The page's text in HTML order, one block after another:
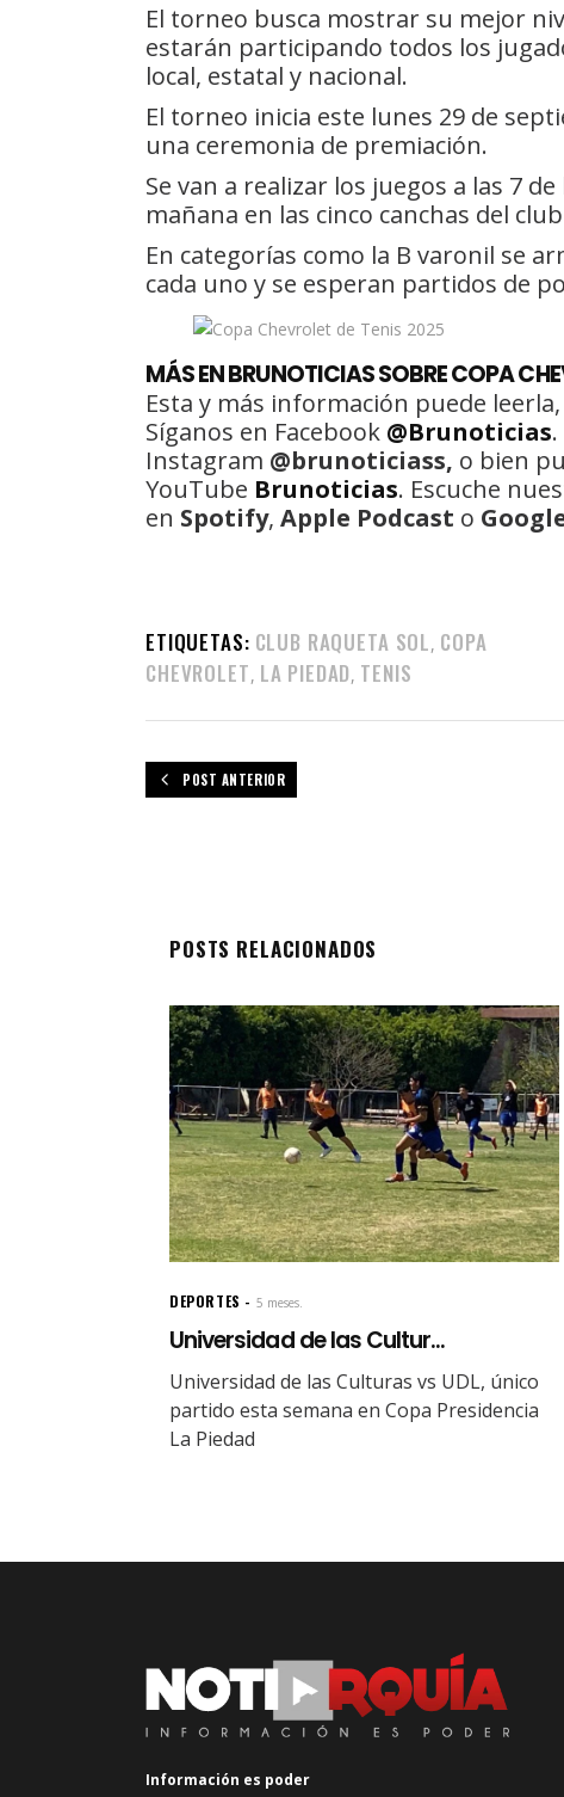
El torneo busca mostrar su mejor
estarán participando todos los
local, estatal y nacional.
El torneo inicia este lunes 29 de
una ceremonia de premiación.
Se van a realizar los juegos a las 7
mañana en las cinco canchas del
En categorías como la B varonil se
cada uno y se esperan partidos de
MÁS EN BRUNOTICIAS SOBRE COPA
Esta y más información puede
Síganos en Facebook @Brunoticias
Instagram @brunoticiass, o bien
YouTube Brunoticias. Escuche
en Spotify, Apple Podcast o
ETIQUETAS: CLUB RAQUETA SOL, COPA
CHEVROLET, LA PIEDAD, TENIS
POST ANTERIOR
POSTS RELACIONADOS
DEPORTES 5 meses.
Universidad de las Cultur...
Universidad de las Culturas vs UDL, único
partido esta semana en Copa Presidencia
La Piedad
Información es poder